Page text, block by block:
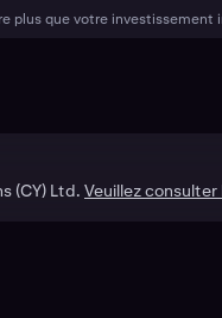
plus que votre
(CY) Ltd. Veuillez